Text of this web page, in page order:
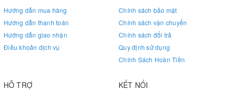
Hướng dẫn mua hàng
Hướng dẫn thanh toán
Hướng dẫn giao nhận
Điều khoản dịch vụ
Chính sách bảo mật
Chính sách vận chuyển
Chính sách đổi trả
Quy định sử dụng
Chính Sách Hoàn Tiền
HỖ TRỢ KẾT NỐI